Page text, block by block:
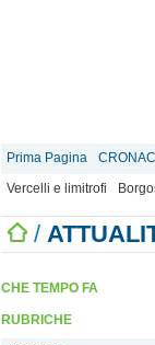
Prima Pagina
Vercelli e limitrofi
/
CHE TEMPO FA
RUBRICHE